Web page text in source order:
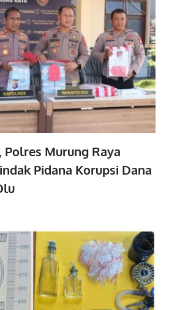
Polres Murung Raya
Pidana Korupsi Dana